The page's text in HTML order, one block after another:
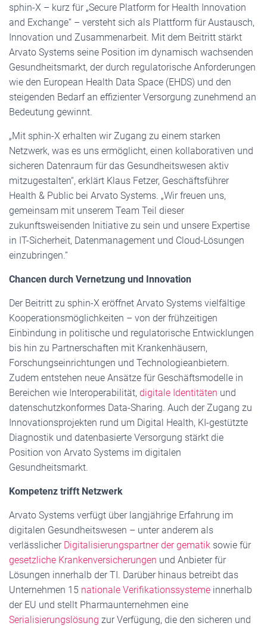
sphin-X – kurz für „Secure Platform for Health Innovation
and Exchange“ – versteht sich als Plattform für Austausch,
Innovation und Zusammenarbeit. Mit dem Beitritt stärkt
Arvato Systems seine Position im dynamisch wachsenden
Gesundheitsmarkt, der durch regulatorische Anforderungen
wie den European Health Data Space (EHDS) und den
steigenden Bedarf an effizienter Versorgung zunehmend an
Bedeutung gewinnt.
„Mit sphin-X erhalten wir Zugang zu einem starken
Netzwerk, was es uns ermöglicht, einen kollaborativen und
sicheren Datenraum für das Gesundheitswesen aktiv
mitzugestalten“, erklärt Klaus Fetzer, Geschäftsführer
Health & Public bei Arvato Systems. „Wir freuen uns,
gemeinsam mit unserem Team Teil dieser
zukunftsweisenden Initiative zu sein und unsere Expertise
in IT-Sicherheit, Datenmanagement und Cloud-Lösungen
einzubringen.“
Chancen durch Vernetzung und Innovation
Der Beitritt zu sphin-X eröffnet Arvato Systems vielfältige
Kooperationsmöglichkeiten – von der frühzeitigen
Einbindung in politische und regulatorische Entwicklungen
bis hin zu Partnerschaften mit Krankenhäusern,
Forschungseinrichtungen und Technologieanbietern.
Zudem entstehen neue Ansätze für Geschäftsmodelle in
Bereichen wie Interoperabilität, digitale Identitäten und
datenschutzkonformes Data-Sharing. Auch der Zugang zu
Innovationsprojekten rund um Digital Health, KI-gestützte
Diagnostik und datenbasierte Versorgung stärkt die
Position von Arvato Systems im digitalen
Gesundheitsmarkt.
Kompetenz trifft Netzwerk
Arvato Systems verfügt über langjährige Erfahrung im
digitalen Gesundheitswesen – unter anderem als
verlässlicher Digitalisierungspartner der gematik sowie für
gesetzliche Krankenversicherungen und Anbieter für
Lösungen innerhalb der TI. Darüber hinaus betreibt das
Unternehmen 15 nationale Verifikationssysteme innerhalb
der EU und stellt Pharmaunternehmen eine
Serialisierungslösung zur Verfügung, die den sicheren und